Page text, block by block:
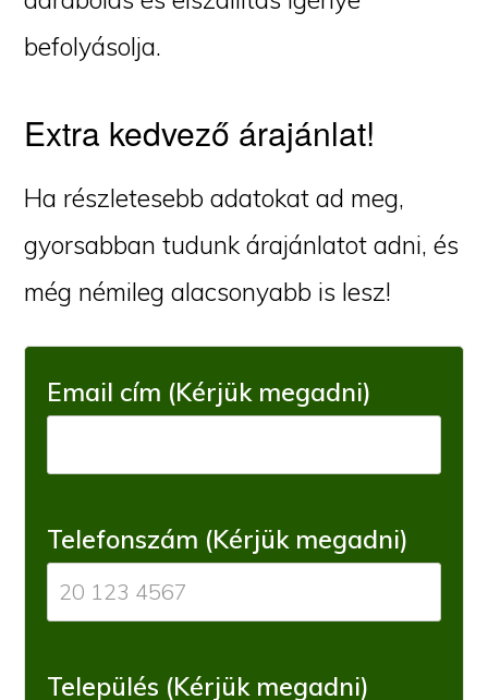
befolyásolja.
Extra kedvező árajánlat!
Ha részletesebb adatokat ad meg,
gyorsabban tudunk árajánlatot adni, és
még némileg alacsonyabb is lesz!
Email cím (Kérjük megadni)
Telefonszám (Kérjük megadni)
Település (Kérjük megadni)